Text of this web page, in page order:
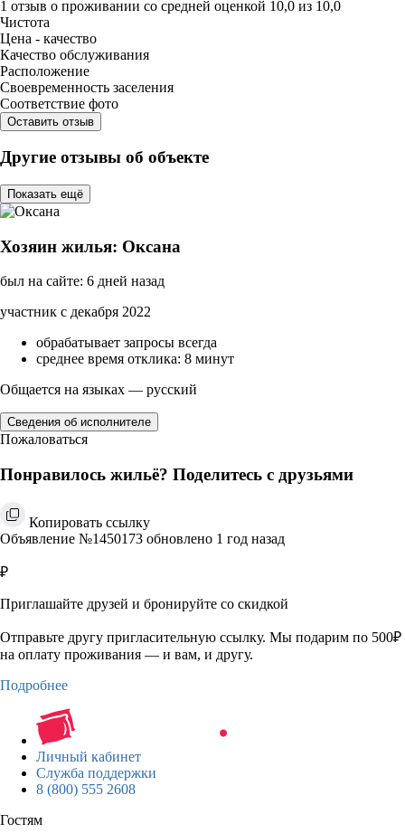
1 отзыв о проживании со средней оценкой 10,0 из 10,0
Чистота
Цена - качество
Качество обслуживания
Расположение
Своевременность заселения
Соответствие фото
Оставить отзыв
Другие отзывы об объекте
Показать ещё
Хозяин жилья: Оксана
был на сайте: 6 дней назад
участник с декабря 2022
обрабатывает запросы всегда
среднее время отклика: 8 минут
Общается на языках — русский
Сведения об исполнителе
Пожаловаться
Понравилось жильё? Поделитесь с друзьями
Копировать ссылку
Объявление №1450173 обновлено 1 год назад
₽
Приглашайте друзей и бронируйте со скидкой
Отправьте другу пригласительную ссылку. Мы подарим по 500₽
на оплату проживания — и вам, и другу.
Подробнее
Личный кабинет
Служба поддержки
8 (800) 555 2608
Гостям